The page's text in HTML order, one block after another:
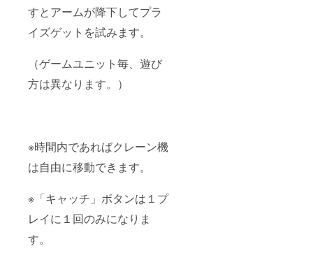
すとアームが降下してプラ
イズゲットを試みます。
（ゲームユニット毎、遊び
方は異なります。）
※時間内であればクレーン機
は自由に移動できます。
※「キャッチ」ボタンは１プ
レイに１回のみになりま
す。